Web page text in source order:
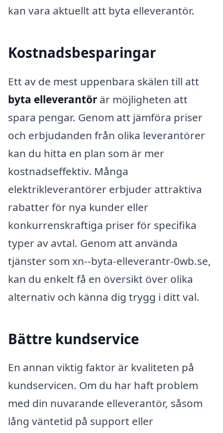
kan vara aktuellt att byta elleverantör.
Kostnadsbesparingar
Ett av de mest uppenbara skälen till att
byta elleverantör är möjligheten att
spara pengar. Genom att jämföra priser
och erbjudanden från olika leverantörer
kan du hitta en plan som är mer
kostnadseffektiv. Många
elektrikleverantörer erbjuder attraktiva
rabatter för nya kunder eller
konkurrenskraftiga priser för specifika
typer av avtal. Genom att använda
tjänster som xn--byta-elleverantr-0wb.se,
kan du enkelt få en översikt över olika
alternativ och känna dig trygg i ditt val.
Bättre kundservice
En annan viktig faktor är kvaliteten på
kundservicen. Om du har haft problem
med din nuvarande elleverantör, såsom
lång väntetid på support eller